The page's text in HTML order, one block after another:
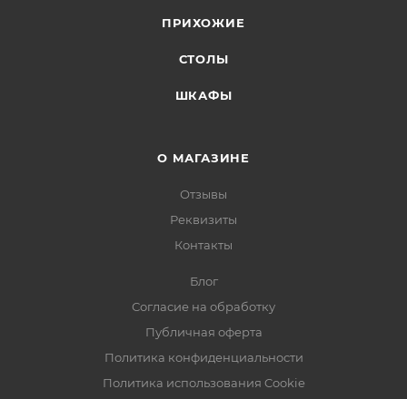
ПРИХОЖИЕ
СТОЛЫ
ШКАФЫ
О МАГАЗИНЕ
Отзывы
Реквизиты
Контакты
Блог
Согласие на обработку
Публичная оферта
Политика конфиденциальности
Политика использования Cookie